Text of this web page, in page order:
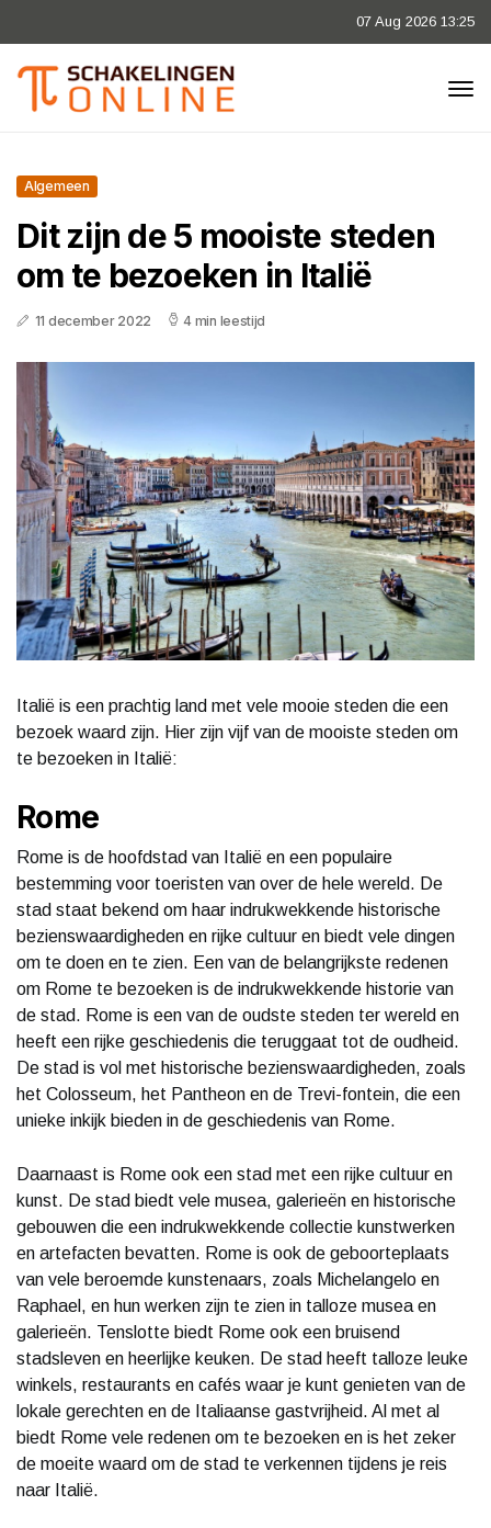
07 Aug 2026 13:25
Algemeen
Dit zijn de 5 mooiste steden
om te bezoeken in Italië
11 december 2022 4 min leestijd
Italië is een prachtig land met vele mooie steden die een
bezoek waard zijn. Hier zijn vijf van de mooiste steden om
te bezoeken in Italië:
Rome
Rome is de hoofdstad van Italië en een populaire
bestemming voor toeristen van over de hele wereld. De
stad staat bekend om haar indrukwekkende historische
bezienswaardigheden en rijke cultuur en biedt vele dingen
om te doen en te zien. Een van de belangrijkste redenen
om Rome te bezoeken is de indrukwekkende historie van
de stad. Rome is een van de oudste steden ter wereld en
heeft een rijke geschiedenis die teruggaat tot de oudheid.
De stad is vol met historische bezienswaardigheden, zoals
het Colosseum, het Pantheon en de Trevi-fontein, die een
unieke inkijk bieden in de geschiedenis van Rome.
Daarnaast is Rome ook een stad met een rijke cultuur en
kunst. De stad biedt vele musea, galerieën en historische
gebouwen die een indrukwekkende collectie kunstwerken
en artefacten bevatten. Rome is ook de geboorteplaats
van vele beroemde kunstenaars, zoals Michelangelo en
Raphael, en hun werken zijn te zien in talloze musea en
galerieën. Tenslotte biedt Rome ook een bruisend
stadsleven en heerlijke keuken. De stad heeft talloze leuke
winkels, restaurants en cafés waar je kunt genieten van de
lokale gerechten en de Italiaanse gastvrijheid. Al met al
biedt Rome vele redenen om te bezoeken en is het zeker
de moeite waard om de stad te verkennen tijdens je reis
naar Italië.